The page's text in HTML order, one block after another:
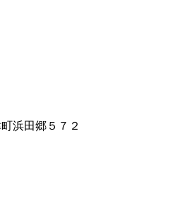
浜田郷５７２